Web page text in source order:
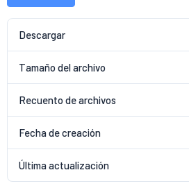
Descargar
Tamaño del archivo
Recuento de archivos
Fecha de creación
Última actualización